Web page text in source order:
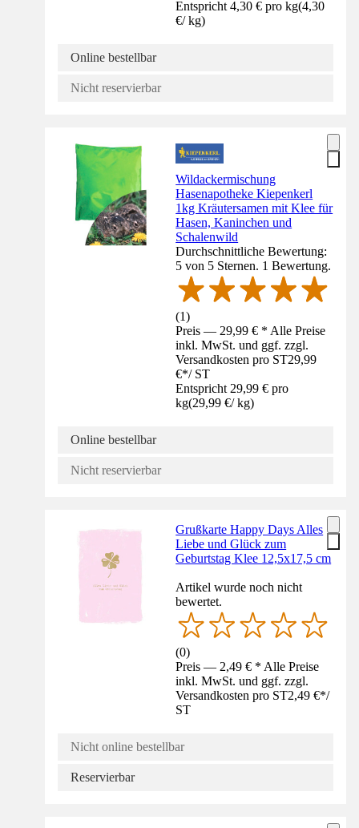
Entspricht 4,30 € pro kg(4,30
€/ kg)
Online bestellbar
Nicht reservierbar
Wildackermischung
Hasenapotheke Kiepenkerl
1kg Kräutersamen mit Klee für
Hasen, Kaninchen und
Schalenwild
Durchschnittliche Bewertung:
5 von 5 Sternen. 1 Bewertung.
(1)
Preis — 29,99 € * Alle Preise
inkl. MwSt. und ggf. zzgl.
Versandkosten pro ST29,99
€*/ ST
Entspricht 29,99 € pro
kg(29,99 €/ kg)
Online bestellbar
Nicht reservierbar
Grußkarte Happy Days Alles
Liebe und Glück zum
Geburtstag Klee 12,5x17,5 cm
Artikel wurde noch nicht
bewertet.
(0)
Preis — 2,49 € * Alle Preise
inkl. MwSt. und ggf. zzgl.
Versandkosten pro ST2,49 €*/
ST
Nicht online bestellbar
Reservierbar